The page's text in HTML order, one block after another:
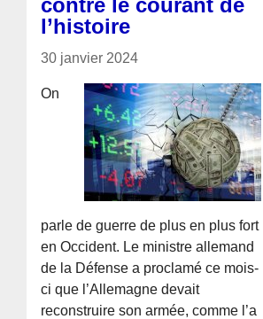
l’histoire
30 janvier 2024
On
parle de guerre de plus en plus fort
en Occident. Le ministre allemand
de la Défense a proclamé ce mois-
ci que l’Allemagne devait
reconstruire son armée, comme l’a